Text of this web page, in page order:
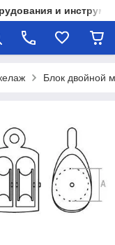
и
Блок двойной